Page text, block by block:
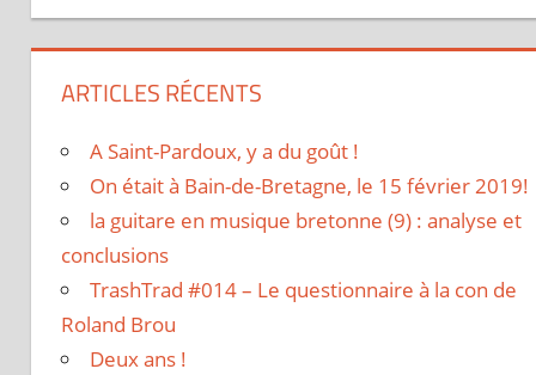
ARTICLES RÉCENTS
A Saint-Pardoux, y a du goût !
On était à Bain-de-Bretagne, le 15 février 2019!
la guitare en musique bretonne (9) : analyse et
conclusions
TrashTrad #014 – Le questionnaire à la con de
Roland Brou
Deux ans !